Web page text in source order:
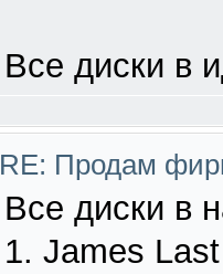
Все диски в
RE: Продам
Все диски в
1. James